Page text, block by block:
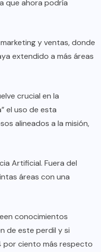
que ahora podría
y ventas, donde
extendido a más áreas
crucial en la
el uso de esta
alineados a la misión,
Artificial. Fuera del
áreas con una
conocimientos
de este perdil y si
por ciento más respecto